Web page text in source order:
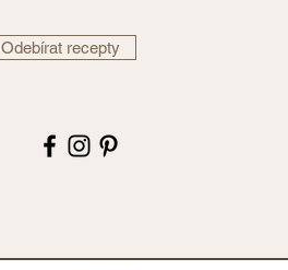
Odebírat recepty